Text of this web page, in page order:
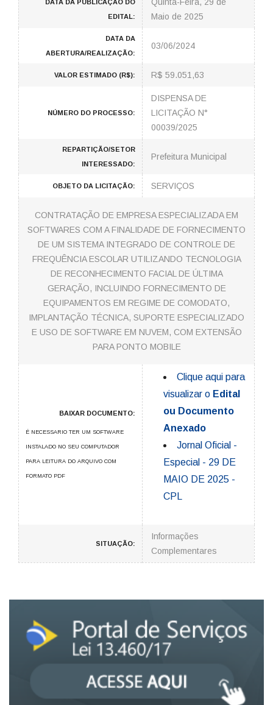
DATA DA PUBLICAÇÃO DO
EDITAL:
Maio de 2025
DATA DA
ABERTURA/REALIZAÇÃO:
03/06/2024
VALOR ESTIMADO (R$): R$ 59.051,63
NÚMERO DO PROCESSO:
DISPENSA DE
LICITAÇÃO N°
00039/2025
REPARTIÇÃO/SETOR
INTERESSADO:
Prefeitura Municipal
OBJETO DA LICITAÇÃO: SERVIÇOS
CONTRATAÇÃO DE EMPRESA ESPECIALIZADA EM
SOFTWARES COM A FINALIDADE DE FORNECIMENTO
DE UM SISTEMA INTEGRADO DE CONTROLE DE
FREQUÊNCIA ESCOLAR UTILIZANDO TECNOLOGIA
DE RECONHECIMENTO FACIAL DE ÚLTIMA
GERAÇÃO, INCLUINDO FORNECIMENTO DE
EQUIPAMENTOS EM REGIME DE COMODATO,
IMPLANTAÇÃO TÉCNICA, SUPORTE ESPECIALIZADO
E USO DE SOFTWARE EM NUVEM, COM EXTENSÃO
PARA PONTO MOBILE
BAIXAR DOCUMENTO:
É NECESSARIO TER UM SOFTWARE
INSTALADO NO SEU COMPUTADOR
PARA LEITURA DO ARQUIVO COM
FORMATO PDF
Clique aqui para
visualizar o Edital
ou Documento
Anexado
Jornal Oficial -
Especial - 29 DE
MAIO DE 2025 -
CPL
SITUAÇÃO:
Informações
Complementares